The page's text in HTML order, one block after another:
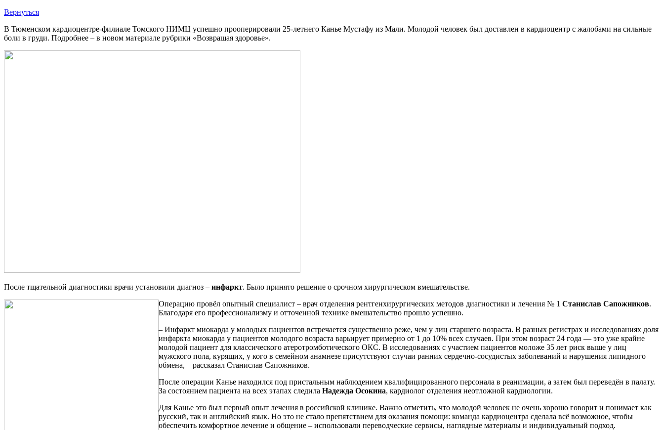
Вернуться
В Тюменском кардиоцентре-филиале Томского НИМЦ успешно прооперировали 25‑летнего Канье Мустафу из Мали. Молодой человек был доставлен в кардиоцентр с жалобами на сильные
боли в груди. Подробнее – в новом материале рубрики «Возвращая здоровье».
После тщательной диагностики врачи установили диагноз – инфаркт. Было принято решение о срочном хирургическом вмешательстве.
Операцию провёл опытный специалист – врач отделения рентгенхирургических методов диагностики и лечения № 1 Станислав Сапожников.
Благодаря его профессионализму и отточенной технике вмешательство прошло успешно.
– Инфаркт миокарда у молодых пациентов встречается существенно реже, чем у лиц старшего возраста. В разных регистрах и исследованиях доля
инфаркта миокарда у пациентов молодого возраста варьирует примерно от 1 до 10% всех случаев. При этом возраст 24 года — это уже крайне
молодой пациент для классического атеротромботического ОКС. В исследованиях с участием пациентов моложе 35 лет риск выше у лиц
мужского пола, курящих, у кого в семейном анамнезе присутствуют случаи ранних сердечно-сосудистых заболеваний и нарушения липидного
обмена, – рассказал Станислав Сапожников.
После операции Канье находился под пристальным наблюдением квалифицированного персонала в реанимации, а затем был переведён в палату.
За состоянием пациента на всех этапах следила Надежда Осокина, кардиолог отделения неотложной кардиологии.
Для Канье это был первый опыт лечения в российской клинике. Важно отметить, что молодой человек не очень хорошо говорит и понимает как
русский, так и английский язык. Но это не стало препятствием для оказания помощи: команда кардиоцентра сделала всё возможное, чтобы
обеспечить комфортное лечение и общение – использовали переводческие сервисы, наглядные материалы и индивидуальный подход.